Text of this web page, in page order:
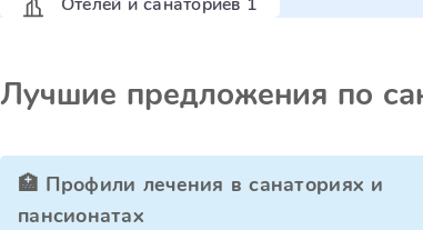
Лучшие предложения по
🏥 Профили лечения в санаториях и
пансионатах